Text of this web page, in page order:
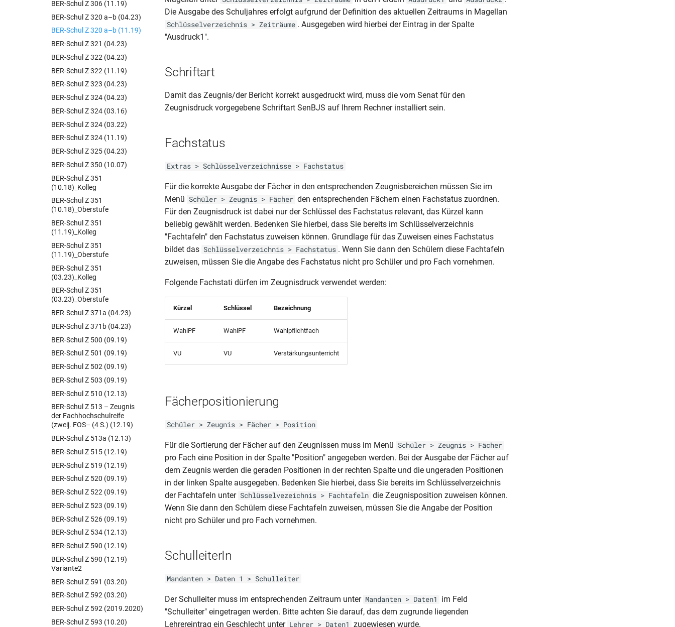
BER-Schul Z 306 (11.19)
BER-Schul Z 320 a–b (04.23)
BER-Schul Z 320 a–b (11.19)
BER-Schul Z 321 (04.23)
BER-Schul Z 322 (04.23)
BER-Schul Z 322 (11.19)
BER-Schul Z 323 (04.23)
BER-Schul Z 324 (04.23)
BER-Schul Z 324 (03.16)
BER-Schul Z 324 (03.22)
BER-Schul Z 324 (11.19)
BER-Schul Z 325 (04.23)
BER-Schul Z 350 (10.07)
BER-Schul Z 351
(10.18)_Kolleg
BER-Schul Z 351
(10.18)_Oberstufe
BER-Schul Z 351
(11.19)_Kolleg
BER-Schul Z 351
(11.19)_Oberstufe
BER-Schul Z 351
(03.23)_Kolleg
BER-Schul Z 351
(03.23)_Oberstufe
BER-Schul Z 371a (04.23)
BER-Schul Z 371b (04.23)
BER-Schul Z 500 (09.19)
BER-Schul Z 501 (09.19)
BER-Schul Z 502 (09.19)
BER-Schul Z 503 (09.19)
BER-Schul Z 510 (12.13)
BER-Schul Z 513 – Zeugnis
der Fachhochschulreife
(zweij. FOS– (4 S.) (12.19)
BER-Schul Z 513a (12.13)
BER-Schul Z 515 (12.19)
BER-Schul Z 519 (12.19)
BER-Schul Z 520 (09.19)
BER-Schul Z 522 (09.19)
BER-Schul Z 523 (09.19)
BER-Schul Z 526 (09.19)
BER-Schul Z 534 (12.13)
BER-Schul Z 590 (12.19)
BER-Schul Z 590 (12.19)
Variante2
BER-Schul Z 591 (03.20)
BER-Schul Z 592 (03.20)
BER-Schul Z 592 (2019.2020)
BER-Schul Z 593 (10.20)
Die Ausgabe des Schuljahres erfolgt aufgrund der Definition des aktuellen Zeitraums in Magellan
Schlüsselverzeichnis > Zeiträume . Ausgegeben wird hierbei der Eintrag in der Spalte
"Ausdruck1".
Schriftart
Damit das Zeugnis/der Bericht korrekt ausgedruckt wird, muss die vom Senat für den
Zeugnisdruck vorgegebene Schriftart SenBJS auf Ihrem Rechner installiert sein.
Fachstatus
Extras > Schlüsselverzeichnisse > Fachstatus
Für die korrekte Ausgabe der Fächer in den entsprechenden Zeugnisbereichen müssen Sie im
Menü Schüler > Zeugnis > Fächer den entsprechenden Fächern einen Fachstatus zuordnen.
Für den Zeugnisdruck ist dabei nur der Schlüssel des Fachstatus relevant, das Kürzel kann
beliebig gewählt werden. Bedenken Sie hierbei, dass Sie bereits im Schlüsselverzeichnis
"Fachtafeln" den Fachstatus zuweisen können. Grundlage für das Zuweisen eines Fachstatus
bildet das Schlüsselverzeichnis > Fachstatus . Wenn Sie dann den Schülern diese Fachtafeln
zuweisen, müssen Sie die Angabe des Fachstatus nicht pro Schüler und pro Fach vornehmen.
Folgende Fachstati dürfen im Zeugnisdruck verwendet werden:
Kürzel Schlüssel Bezeichnung
WahlPF WahlPF Wahlpflichtfach
VU VU Verstärkungsunterricht
Fächerpositionierung
Schüler > Zeugnis > Fächer > Position
Für die Sortierung der Fächer auf den Zeugnissen muss im Menü Schüler > Zeugnis > Fächer
pro Fach eine Position in der Spalte "Position" angegeben werden. Bei der Ausgabe der Fächer auf
dem Zeugnis werden die geraden Positionen in der rechten Spalte und die ungeraden Positionen
in der linken Spalte ausgegeben. Bedenken Sie hierbei, dass Sie bereits im Schlüsselverzeichnis
der Fachtafeln unter Schlüsselvezeichnis > Fachtafeln die Zeugnisposition zuweisen können.
Wenn Sie dann den Schülern diese Fachtafeln zuweisen, müssen Sie die Angabe der Position
nicht pro Schüler und pro Fach vornehmen.
SchulleiterIn
Mandanten > Daten 1 > Schulleiter
Der Schulleiter muss im entsprechenden Zeitraum unter Mandanten > Daten1
im Feld
"Schulleiter" eingetragen werden. Bitte achten Sie darauf, das dem zugrunde liegenden
Lehrereintrag ein Geschlecht unter Lehrer > Daten1 zugewiesen wurde.